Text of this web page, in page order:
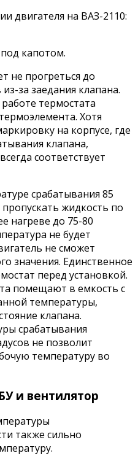
капотом.
не прогреться до
за заедания клапана.
термостата
Хотя
на корпусе, где
клапана,
соответствует
срабатывания 85
жидкость по
нагреве до 75-80
не будет
не сможет
значения. Единственное
перед установкой.
помещают в емкость с
температуры,
клапана.
срабатывания
не позволит
температуру во
и вентилятор
также сильно